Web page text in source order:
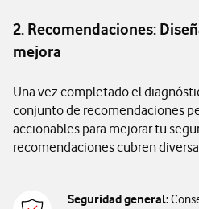
2. Recomendaciones:
mejora
Una vez completado el
conjunto de recomendaciones
accionables para mejorar tu
recomendaciones cubren
Seguridad general: